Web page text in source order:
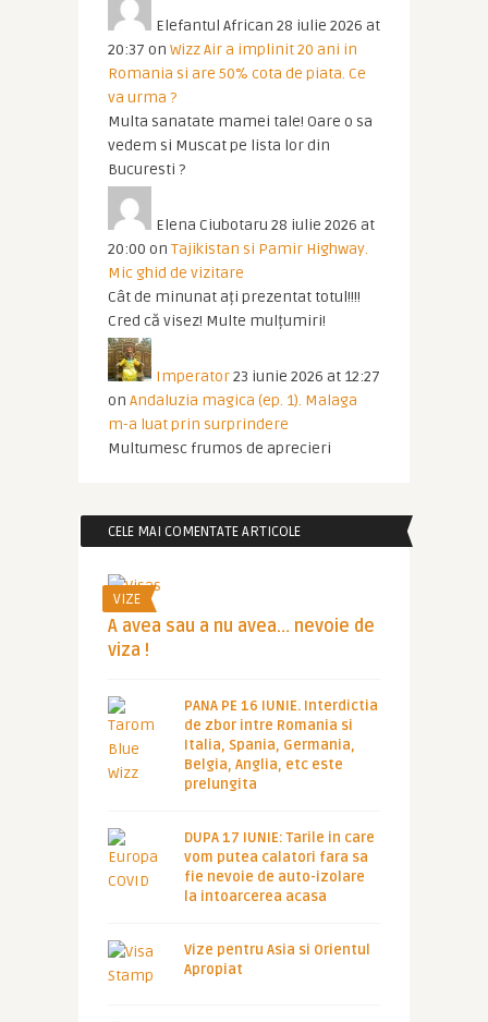
Elefantul African 28 iulie 2026 at
20:37 on Wizz Air a implinit 20 ani in
Romania si are 50% cota de piata. Ce
va urma ?
Multa sanatate mamei tale! Oare o sa
vedem si Muscat pe lista lor din
Bucuresti ?
Elena Ciubotaru 28 iulie 2026 at
20:00 on Tajikistan si Pamir Highway.
Mic ghid de vizitare
Cât de minunat ați prezentat totul!!!!
Cred că visez! Multe mulțumiri!
Imperator23 iunie 2026 at 12:27
on Andaluzia magica (ep. 1). Malaga
m-a luat prin surprindere
Multumesc frumos de aprecieri
CELE MAI COMENTATE ARTICOLE
VIZE
A avea sau a nu avea… nevoie de
viza !
PANA PE 16 IUNIE. Interdictia
de zbor intre Romania si
Italia, Spania, Germania,
Belgia, Anglia, etc este
prelungita
DUPA 17 IUNIE: Tarile in care
vom putea calatori fara sa
fie nevoie de auto-izolare
la intoarcerea acasa
Vize pentru Asia si Orientul
Apropiat